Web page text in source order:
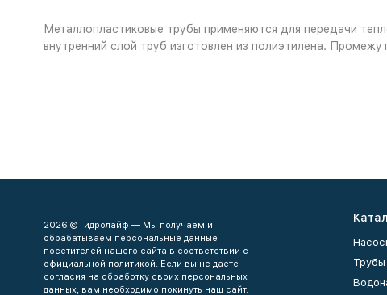
Металлопластиковые трубы применяются для передачи
внутренний слой труб изготовлен из полиэтилена.
2026 © Гидролайф — Мы получаем и
обрабатываем персональные данные
посетителей нашего сайта в соответствии с
официальной политикой. Если вы не даете
согласия на обработку своих персональных
данных, вам необходимо покинуть наш сайт.